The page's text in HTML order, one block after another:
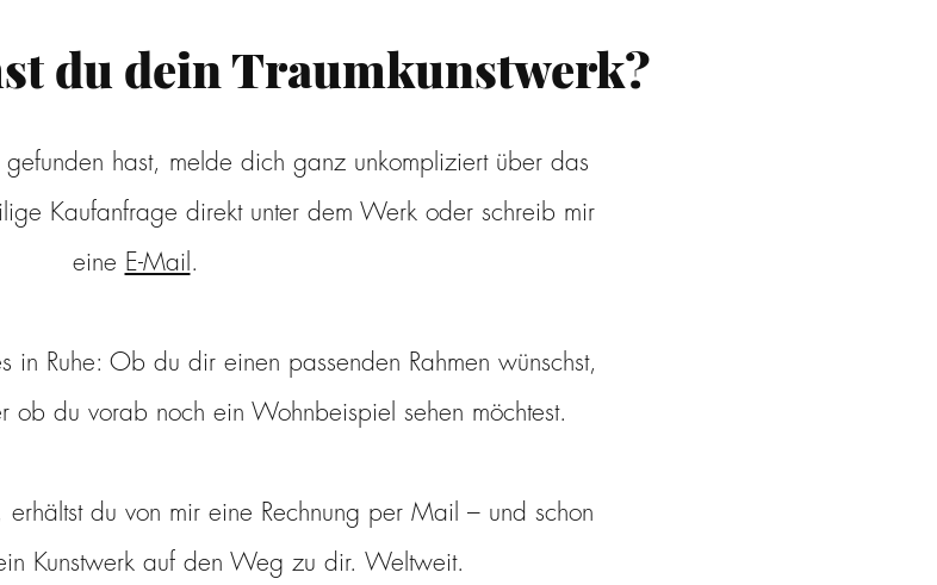
du dein Traumkunstwerk?
hast, melde dich ganz unkompliziert über das
Kaufanfrage direkt unter dem Werk oder schreib mir
eine E-Mail .
Ruhe: Ob du dir einen passenden Rahmen wünschst,
ob du vorab noch ein Wohnbeispiel sehen möchtest.
du von mir eine Rechnung per Mail – und schon
Kunstwerk auf den Weg zu dir. Weltweit.